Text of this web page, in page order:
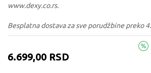
www.dexy.co.rs.
Besplatna dostava za sve porudžbine preko
6.699,00 RSD